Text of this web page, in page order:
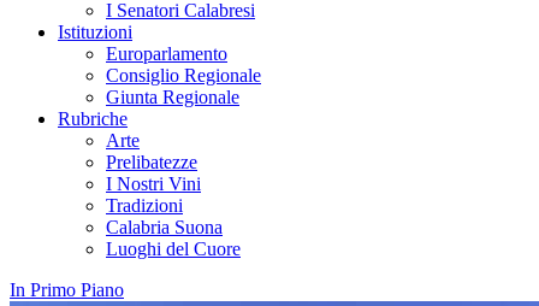
I Senatori Calabresi
Istituzioni
Europarlamento
Consiglio Regionale
Giunta Regionale
Rubriche
Arte
Prelibatezze
I Nostri Vini
Tradizioni
Calabria Suona
Luoghi del Cuore
In Primo Piano